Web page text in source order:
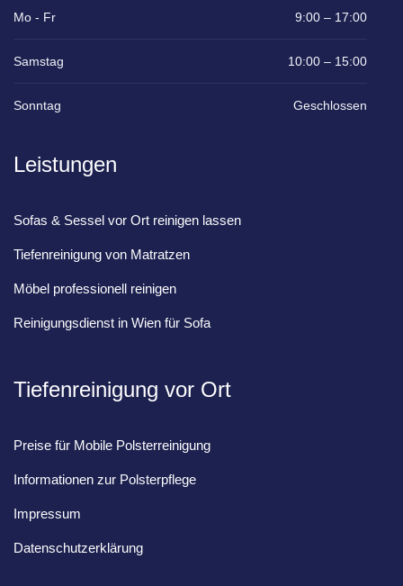
Mo - Fr 9:00 – 17:00
Samstag 10:00 – 15:00
Sonntag Geschlossen
Leistungen
Sofas & Sessel vor Ort reinigen lassen
Tiefenreinigung von Matratzen
Möbel professionell reinigen
Reinigungsdienst in Wien für Sofa
Tiefenreinigung vor Ort
Preise für Mobile Polsterreinigung
Informationen zur Polsterpflege
Impressum
Datenschutzerklärung